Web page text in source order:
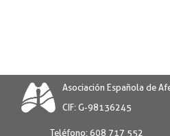
Asociación Española de
CIF: G-98136245
Teléfono: 608 717 552